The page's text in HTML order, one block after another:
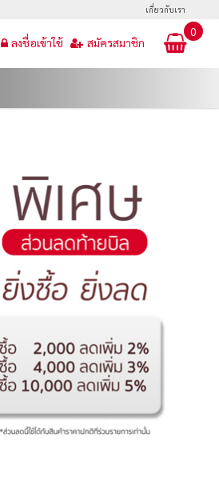
เกี่ยวกับเรา
0
ลงชื่อเข้าใช้ สมัครสมาชิก